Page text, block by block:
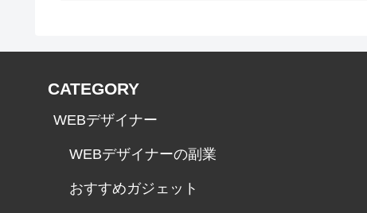
CATEGORY
WEBデザイナー
WEBデザイナーの副業
おすすめガジェット